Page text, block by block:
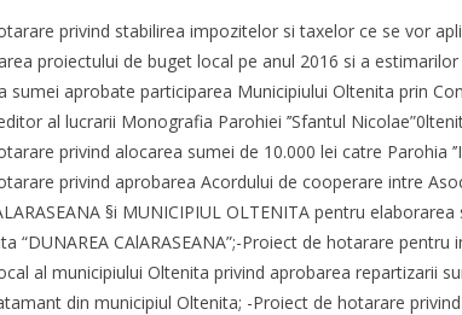
privind stabilirea impozitelor si taxelor ce se vor
proiectului de buget local pe anul 2016 si a
sumei aprobate participarea Municipiului Oltenita prin
al lucrarii Monografia Parohiei ’’Sfantul
privind alocarea sumei de 10.000 lei catre Parohia
privind aprobarea Acordului de cooperare intre
§i MUNICIPIUL OLTENITA pentru
“DUNAREA CAlARASEANA”;-Proiect de hotarare
al municipiului Oltenita privind aprobarea repartizarii
din municipiul Oltenita; -Proiect de hotarare